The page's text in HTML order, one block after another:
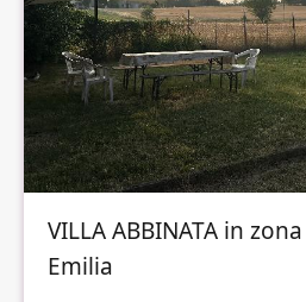
VILLA ABBINATA in
Emilia